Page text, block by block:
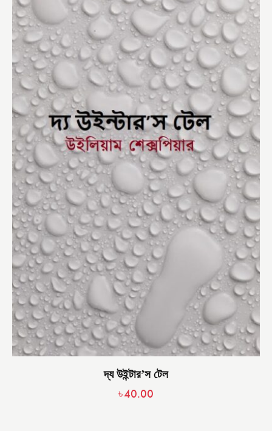
দ্য উইন্টার’স টেল
৳40.00